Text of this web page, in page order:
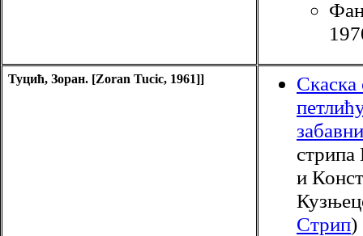
Туцић, Зоран. [Zoran Tucic, 1961]]
Скаска
и
Стрип)